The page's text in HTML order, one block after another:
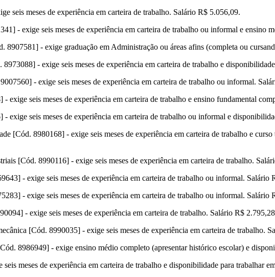
seis meses de experiência em carteira de trabalho. Salário R$ 5.056,09.
- exige seis meses de experiência em carteira de trabalho ou informal e ensino
8907581] - exige graduação em Administração ou áreas afins (completa ou
- exige seis meses de experiência em carteira de trabalho e
- exige seis meses de experiência em carteira de trabalho ou informal.
exige seis meses de experiência em carteira de trabalho e ensino fundamental
exige seis meses de experiência em carteira de trabalho ou informal e
[Cód. 8980168] - exige seis meses de experiência em carteira de trabalho e
[Cód. 8990116] - exige seis meses de experiência em carteira de trabalho.
- exige seis meses de experiência em carteira de trabalho ou informal. Salário
- exige seis meses de experiência em carteira de trabalho ou informal. Salário
- exige seis meses de experiência em carteira de trabalho. Salário R$
[Cód. 8990035] - exige seis meses de experiência em carteira de trabalho.
8986949] - exige ensino médio completo (apresentar histórico escolar) e
meses de experiência em carteira de trabalho e disponibilidade para trabalhar